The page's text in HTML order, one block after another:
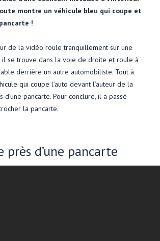
montre un véhicule bleu qui coupe et
!
de la vidéo roule tranquillement sur une
il se trouve dans la voie de droite et roule à
derrière un autre automobiliste. Tout à
qui coupe l’auto devant l’auteur de la
pancarte. Pour conclure, il a passé
la pancarte.
près d’une pancarte